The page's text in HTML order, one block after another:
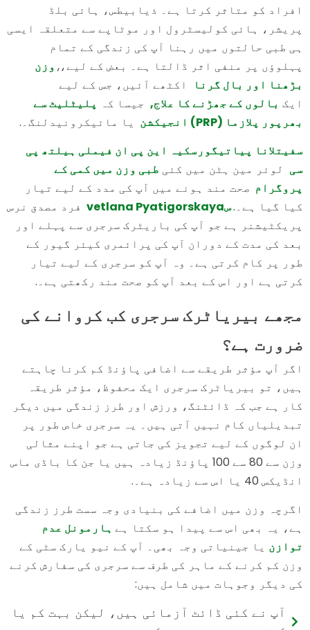
افراد کو متاثر کرتا ہے۔ ذیابیطس، ہائی بلڈ
پریشر، ہائی کولیسٹرول اور موٹاپے سے متعلقہ ایسی
ہی طبی حالتوں میں رہنا آپ کی زندگی کے تمام
پہلوؤں پر منفی اثر ڈالتا ہے۔ بعض کے لیے،, وزن
بڑھنا اور بال گرنا
اکٹھے آئیں، جس کے لیے
ایک بالوں کے جھڑنے کا علاج, جیسا کہ پلیٹلیٹ سے
بھرپور پلازما (PRP) انجیکشن
یا مائیکرونیدلنگ۔.
سفیتلانا پیاتیگورسکیہ این پی ان فیملی ہیلتھ پی
سی لوئر مین ہٹن میں کئی طبی وزن میں کمی کے
پروگرام صحت مند ہونے میں آپ کی مدد کے لیے تیار
کیا گیا ہے۔.سvetlana Pyatigorskaya
فرد مصدق نرس
پریکٹیشنر ہے جو آپ کی باریٹرک سرجری سے پہلے اور
بعد کی مدت کے دوران آپ کی پرائمری کیئر گیور کے
طور پر کام کرتی ہے۔ وہ آپ کو سرجری کے لیے تیار
کرتی ہے اور اس کے بعد آپ کو صحت مند رکھتی ہے۔.
مجھے بیریاٹرک سرجری کب کروانے کی
ضرورت ہے؟
اگر آپ مؤثر طریقے سے اضافی پاؤنڈ کم کرنا چاہتے
ہیں، تو بیریاٹرک سرجری ایک محفوظ، مؤثر طریقہ
کار ہے جب کہ ڈائٹنگ، ورزش اور طرز زندگی میں دیگر
تبدیلیاں کام نہیں آتی ہیں۔ یہ سرجری خاص طور پر
ان لوگوں کے لیے تجویز کی جاتی ہے جو اپنے مثالی
وزن سے 80 سے 100 پاؤنڈ زیادہ ہیں یا جن کا باڈی ماس
انڈیکس 40 یا اس سے زیادہ ہے۔.
اگرچہ وزن میں اضافے کی بنیادی وجہ سست طرز زندگی
ہے، یہ بھی اس سے پیدا ہو سکتا ہے ہارمونل عدم
توازن یا جینیاتی وجہ بھی۔ آپ کے نیو یارک سٹی کے
وزن کم کرنے کے ماہر کی طرف سے سرجری کی سفارش کرنے
کی دیگر وجوہات میں شامل ہیں:
آپ نے کئی ڈائٹ آزمائی ہیں، لیکن بہت کم یا